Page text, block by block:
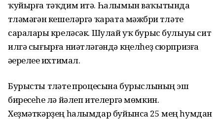
ҡуйырға тәҡдим итә. Һалымын ваҡытында
түләмәгән кешеләргә ҡарата мәжбүри түләтеү
саралары күреләсәк. Шулай уҡ бурыс булыуы сит
илгә сығырға ниәтләгәндә күңелһеҙ сюрпризға
әүерелеүе ихтимал.
Бурысты түләтеү процесына бурыслының эш
биреүсеһе лә йәлеп ителергә мөмкин.
Хеҙмәткәрҙең һалымдар буйынса 25 мең һумдан